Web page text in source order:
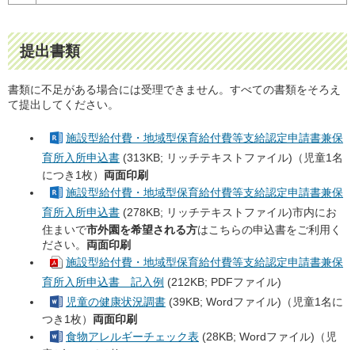
提出書類
書類に不足がある場合には受理できません。すべての書類をそろえ
て提出してください。
施設型給付費・地域型保育給付費等支給認定申請書兼保
育所入所申込書 (313KB; リッチテキストファイル)（児童1名
につき1枚） 両面印刷
施設型給付費・地域型保育給付費等支給認定申請書兼保
育所入所申込書 (278KB; リッチテキストファイル)市内にお
住まいで市外園を希望される方はこちらの申込書をご利用く
ださい。 両面印刷
施設型給付費・地域型保育給付費等支給認定申請書兼保
育所入所申込書 記入例 (212KB; PDFファイル)
児童の健康状況調書 (39KB; Wordファイル)（児童1名に
つき1枚） 両面印刷
食物アレルギーチェック表 (28KB; Wordファイル)（児